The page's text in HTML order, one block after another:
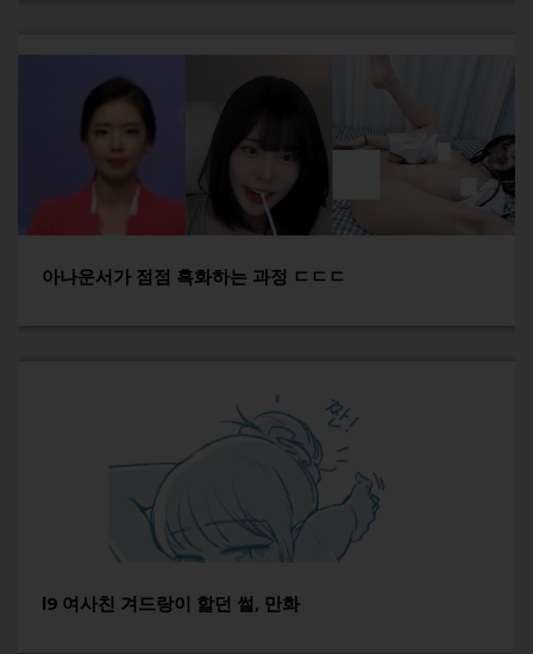
아나운서가 점점 흑화하는 과정 ㄷㄷㄷ
l9 여사친 겨드랑이 핥던 썰, 만화